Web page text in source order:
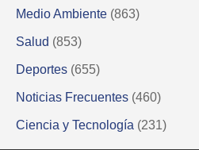
Medio Ambiente (863)
Salud (853)
Deportes (655)
Noticias Frecuentes (460)
Ciencia y Tecnología (231)